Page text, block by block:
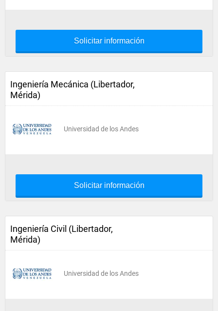
Solicitar información
Ingeniería Mecánica (Libertador,
Mérida)
Universidad de los Andes
Solicitar información
Ingeniería Civil (Libertador,
Mérida)
Universidad de los Andes